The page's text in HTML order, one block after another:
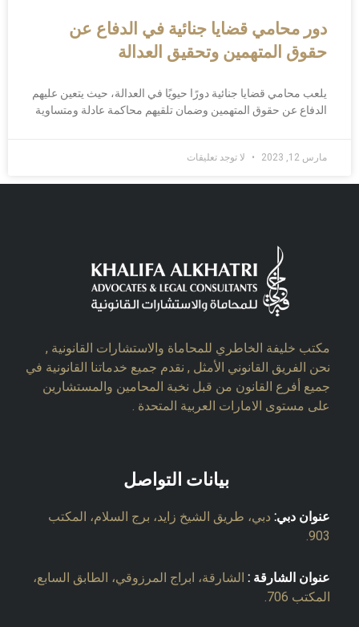
دور محامي قضايا جنائية في الدفاع عن
حقوق المتهمين وتحقيق العدالة
يلعب محامي قضايا جنائية دورًا حيويًا في العدالة، حيث يتعين عليهم
الدفاع عن حقوق المتهمين وضمان تلقيهم محاكمة عادلة ومتساوية
مارس 12, 2023 لا توجد تعليقات
مكتب خليفة الخاطري للمحاماة والاستشارات القانونية ,
نحن الفريق القانوني الأمثل , نقدم جميع خدماتنا القانونية في
جميع أفرع القانون من قبل نخبة المحامين والمستشارين
على مستوى الامارات العربية المتحدة .
بيانات التواصل
عنوان دبي: دبي، طريق الشيخ زايد، برج السلام، المكتب
903.
عنوان الشارقة : الشارقة، ابراج المرزوقي، الطابق السابع،
المكتب 706.